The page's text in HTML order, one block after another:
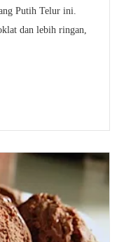
Putih Telur ini.
dan lebih ringan,